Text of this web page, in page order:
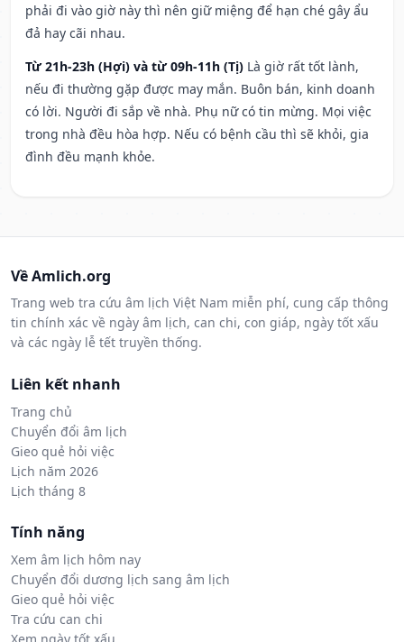
phải đi vào giờ này thì nên giữ miệng để hạn ché gây ẩu
đả hay cãi nhau.
Từ 21h-23h (Hợi) và từ 09h-11h (Tị) Là giờ rất tốt lành,
nếu đi thường gặp được may mắn. Buôn bán, kinh doanh
có lời. Người đi sắp về nhà. Phụ nữ có tin mừng. Mọi việc
trong nhà đều hòa hợp. Nếu có bệnh cầu thì sẽ khỏi, gia
đình đều mạnh khỏe.
Về Amlich.org
Trang web tra cứu âm lịch Việt Nam miễn phí, cung cấp thông
tin chính xác về ngày âm lịch, can chi, con giáp, ngày tốt xấu
và các ngày lễ tết truyền thống.
Liên kết nhanh
Trang chủ
Chuyển đổi âm lịch
Gieo quẻ hỏi việc
Lịch năm 2026
Lịch tháng 8
Tính năng
Xem âm lịch hôm nay
Chuyển đổi dương lịch sang âm lịch
Gieo quẻ hỏi việc
Tra cứu can chi